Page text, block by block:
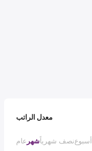
معدل الراتب
عام شهرنصف شهرياًأسبوع